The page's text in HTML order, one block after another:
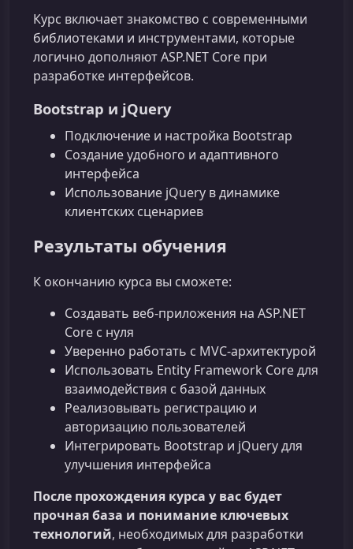
Курс включает знакомство с современными
библиотеками и инструментами, которые
логично дополняют ASP.NET Core при
разработке интерфейсов.
Bootstrap и jQuery
Подключение и настройка Bootstrap
Создание удобного и адаптивного
интерфейса
Использование jQuery в динамике
клиентских сценариев
Результаты обучения
К окончанию курса вы сможете:
Создавать веб‑приложения на ASP.NET
Core с нуля
Уверенно работать с MVC‑архитектурой
Использовать Entity Framework Core для
взаимодействия с базой данных
Реализовывать регистрацию и
авторизацию пользователей
Интегрировать Bootstrap и jQuery для
улучшения интерфейса
После прохождения курса у вас будет
прочная база и понимание ключевых
технологий, необходимых для разработки